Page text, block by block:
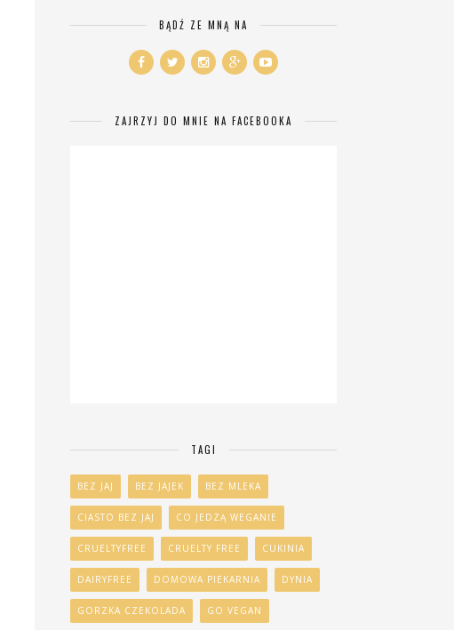
BĄDŹ ZE MNĄ NA
ZAJRZYJ DO MNIE NA FACEBOOKA
TAGI
BEZ JAJ BEZ JAJEK BEZ MLEKA
CIASTO BEZ JAJ CO JEDZĄ WEGANIE
CRUELTYFREE CRUELTY FREE CUKINIA
DAIRYFREE DOMOWA PIEKARNIA DYNIA
GORZKA CZEKOLADA GO VEGAN